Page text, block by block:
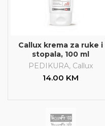
Callux krema za ruke i
stopala, 100 ml
PEDIKURA, Callux
14.00 KM